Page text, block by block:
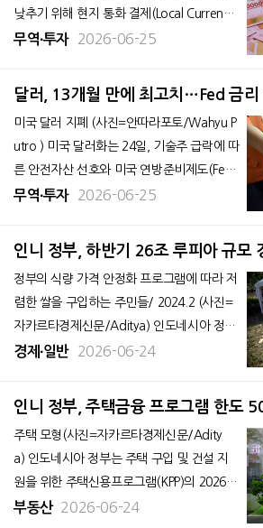
낮추기 위해 현지 통화 결제(Local Currency
Transaction;이하 LCT) 확대에 나서고 있
르지요 인도네시아 중앙은행(BI) 총재는 지난
~4월 양국 간 LC
무역∙투자 2026-06-25
달러, 13개월 만에 최고치…Fed 금리
미국 달러 지폐 (사진=안따라포토/Wahyu P
utro ) 미국 달러화는 24일, 기술주 급락에 따
른 안전자산 선호와 미국 연방준비제도(Fed)
의 추가 금리 인상 기대에 힘입어 주요 통화
자카르타포스트에 따르면, 외환시장에서 달
중 101.5
무역∙투자 2026-06-25
인니 정부, 하반기 26조 루피아 규모
정부의 식량 가격 안정화 프로그램에 따라 저
렴한 쌀을 구입하는 주민들/ 2024.2 (사진=
자카르타경제신문/Aditya) 인도네시아 정부
는 불안정한 글로벌 경제 환경 속에서 내수
도 각종 소비 진작책을 재도입하기로 했다고
하르따르또 경제조정부 장관은 2
경제∙일반 2026-06-24
인니 정부, 주택금융 프로그램 한도
주택 모형(사진=자카르타경제신문/Adity
a) 인도네시아 정부는 주택 구입 및 건설 지
원을 위한 주택신용프로그램(KPP)의 2026년
대출 한도를 기존 36조 루피아에서 50조 루
부동산 2026-06-24